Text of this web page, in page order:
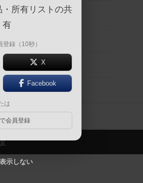
所有リストの共
有
登録（10秒）
X
Facebook
は
会員登録
示しない
ラム
内